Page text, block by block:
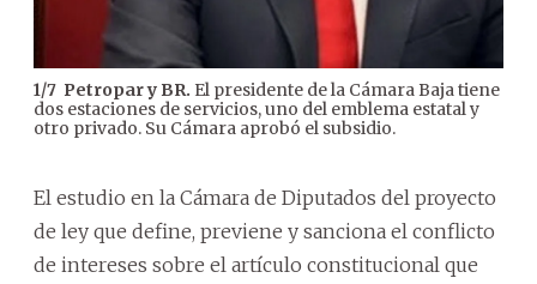
1/7 Petropar y BR. El presidente de la Cámara Baja tiene
dos estaciones de servicios, uno del emblema estatal y
otro privado. Su Cámara aprobó el subsidio.
El estudio en la Cámara de Diputados del proyecto
de ley que define, previene y sanciona el conflicto
de intereses sobre el artículo constitucional que